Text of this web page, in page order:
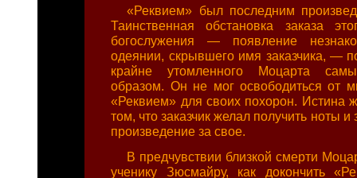
«Реквием» был последним
Таинственная обстановка заказа
богослужения — появление
одеянии, скрывшего имя заказчика, —
крайне утомленного Моцарта
образом. Он не мог освободиться от
«Реквием» для своих похорон. Истина
том, что заказчик желал получить ноты и
произведение за свое.
В предчувствии близкой смерти
ученику Зюсмайру, как докончить